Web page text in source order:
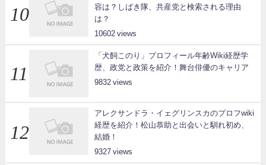
容は？しばき隊、共産党と検索される理由
は？
10602
「犬飼このり」プロフィール年齢Wiki経歴学
歴、政党と政策を紹介！舞台俳優のキャリア
9832
アレクサンドラ・イェグリンスカのプロフwiki
経歴を紹介！松山恭助と出会いと馴れ初め、
結婚！
9327